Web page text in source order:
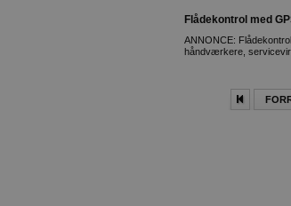
Flådekontrol med
ANNONCE:
håndværkere,